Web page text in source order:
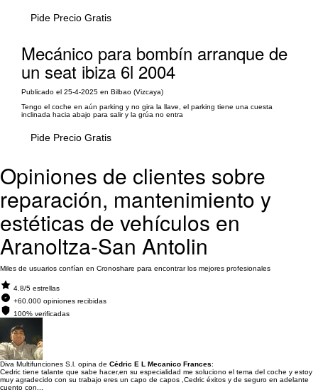
Pide Precio Gratis
Mecánico para bombín arranque de
un seat ibiza 6l 2004
Publicado el 25-4-2025 en Bilbao (Vizcaya)
Tengo el coche en aún parking y no gira la llave, el parking tiene una cuesta
inclinada hacia abajo para salir y la grúa no entra
Pide Precio Gratis
Opiniones de clientes sobre
reparación, mantenimiento y
estéticas de vehículos en
Aranoltza-San Antolin
Miles de usuarios confían en Cronoshare para encontrar los mejores profesionales
4.8/5 estrellas
+60.000 opiniones recibidas
100% verificadas
Diva Multifunciones S.l. opina de Cédric E L Mecanico Frances:
Cedric tiene talante que sabe hacer,en su especialidad me soluciono el tema del coche y estoy
muy agradecido con su trabajo eres un capo de capos ,Cedric éxitos y de seguro en adelante
cuento con...